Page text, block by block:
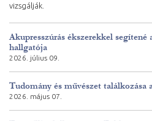
vizsgálják.
Akupresszúrás ékszerekkel
hallgatója
2026. július 09.
Tudomány és művészet találkozása
2026. május 07.